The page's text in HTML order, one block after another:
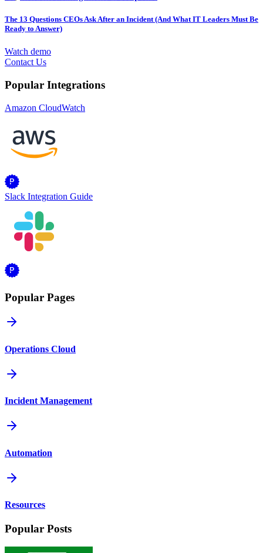
The 13 Questions CEOs Ask After an Incident (And What IT Leaders Must Be
Ready to Answer)
Watch demo
Contact Us
Popular Integrations
Amazon CloudWatch
Slack Integration Guide
Popular Pages
Operations Cloud
Incident Management
Automation
Resources
Popular Posts